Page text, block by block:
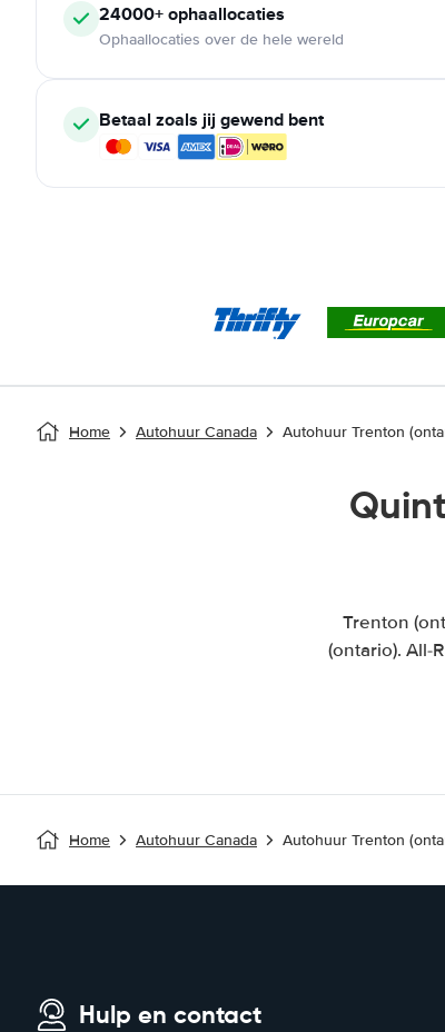
24000+ ophaallocaties
Ophaallocaties over de hele wereld
Betaal zoals jij gewend bent
Home Autohuur Canada Autohuur Trenton
Trenton
(ontario).
Home Autohuur Canada Autohuur Trenton
Hulp en contact